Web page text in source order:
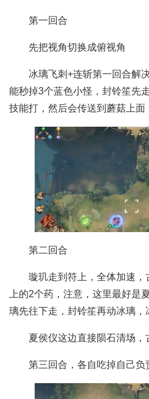
第一回合
先把视角切换成俯视角
冰璃飞刺+连斩第一回合解
能秒掉3个蓝色小怪，封铃笙先
技能打，然后会传送到蘑菇上
第二回合
璇玑走到符上，全体加速
上的2个药，注意，这里最好是
璃先往下走，封铃笙再动冰璃，
夏侯仪这边直接陨石清场，
第三回合，各自吃掉自己负